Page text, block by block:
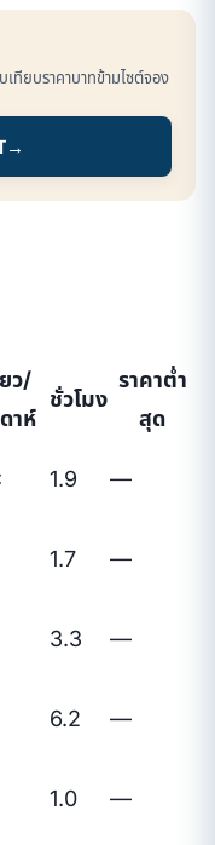
ทียบราคาบาทข้ามไซต์จอง
→
ว/
าห์
ชั่วโมง
ราคาต่ำ
สุด
1.9 —
1.7 —
3.3 —
6.2 —
1.0 —